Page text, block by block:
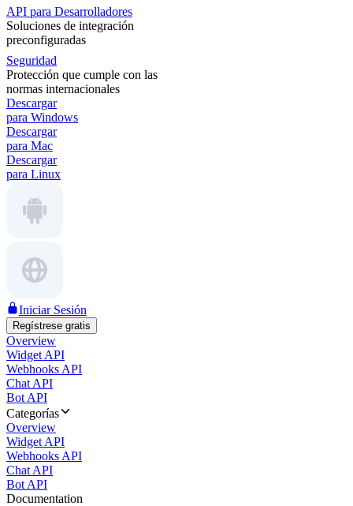
API para Desarrolladores
Soluciones de integración
preconfiguradas
Seguridad
Protección que cumple con las
normas internacionales
Descargar
para Windows
Descargar
para Mac
Descargar
para Linux
Iniciar Sesión
Regístrese gratis
Overview
Widget API
Webhooks API
Chat API
Bot API
Categorías
Overview
Widget API
Webhooks API
Chat API
Bot API
Documentation